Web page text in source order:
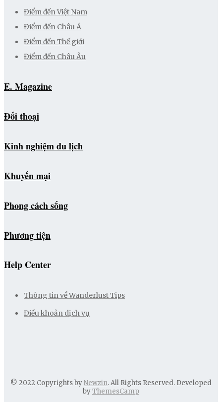
Điểm đến Việt Nam
Điểm đến Châu Á
Điểm đến Thế giới
Điểm đến Châu Âu
E. Magazine
Đối thoại
Kinh nghiệm du lịch
Khuyến mại
Phong cách sống
Phương tiện
Help Center
Thông tin về Wanderlust Tips
Điều khoản dịch vụ
© 2022 Copyrights byNewzin. All Rights Reserved. Developed
byThemesCamp